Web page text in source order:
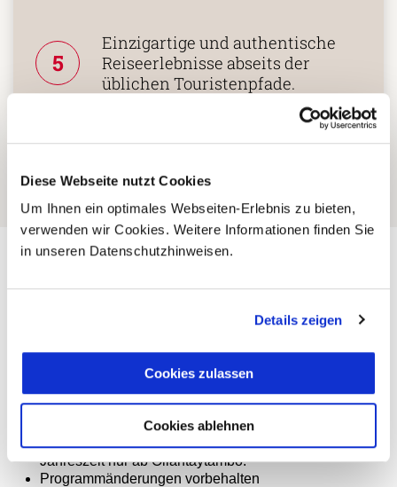
Diese Webseite nutzt Cookies
Um Ihnen ein optimales Webseiten-Erlebnis zu bieten,
verwenden wir Cookies. Weitere Informationen finden Sie
in unseren Datenschutzhinweisen.
Details zeigen
Cookies zulassen
Cookies ablehnen
5
Einzigartige und authentische
Reiseerlebnisse abseits der
üblichen Touristenpfade.
Weitere
Hinweise
In den Monaten Januar – April kann es aufgrund der
Regenzeit in Cusco zu Programm- und
Preisänderungen kommen. Züge fahren zu dieser
Jahreszeit nur ab Ollantaytambo.
Programmänderungen vorbehalten